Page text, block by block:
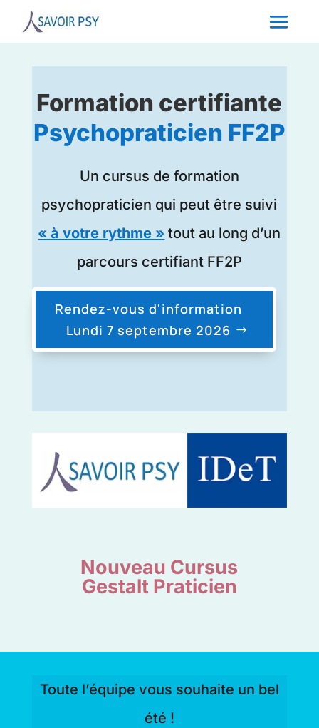
Formation certifiante
Psychopraticien FF2P
Un cursus de formation
psychopraticien qui peut être suivi
« à votre rythme » tout au long d’un
parcours certifiant FF2P
Rendez-vous d'information
Lundi 7 septembre 2026
Nouveau Cursus
Gestalt Praticien
Toute l’équipe vous souhaite un bel
été !